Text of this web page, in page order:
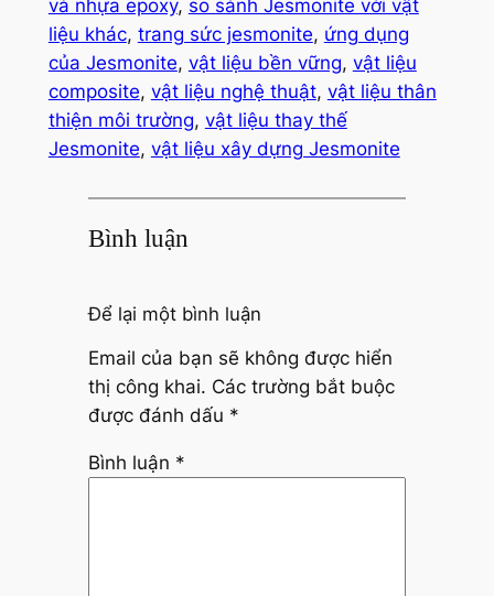
và nhựa epoxy, so sánh Jesmonite với vật
liệu khác, trang sức jesmonite, ứng dụng
của Jesmonite, vật liệu bền vững, vật liệu
composite, vật liệu nghệ thuật, vật liệu thân
thiện môi trường, vật liệu thay thế
Jesmonite, vật liệu xây dựng Jesmonite
Bình luận
Để lại một bình luận
Email của bạn sẽ không được hiển
thị công khai. Các trường bắt buộc
được đánh dấu *
Bình luận *